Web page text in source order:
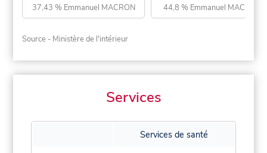
37,43 % Emmanuel MACRON 44,8 % Emmanuel MACRON
Source - Ministère de l'intérieur
Services
Services de santé